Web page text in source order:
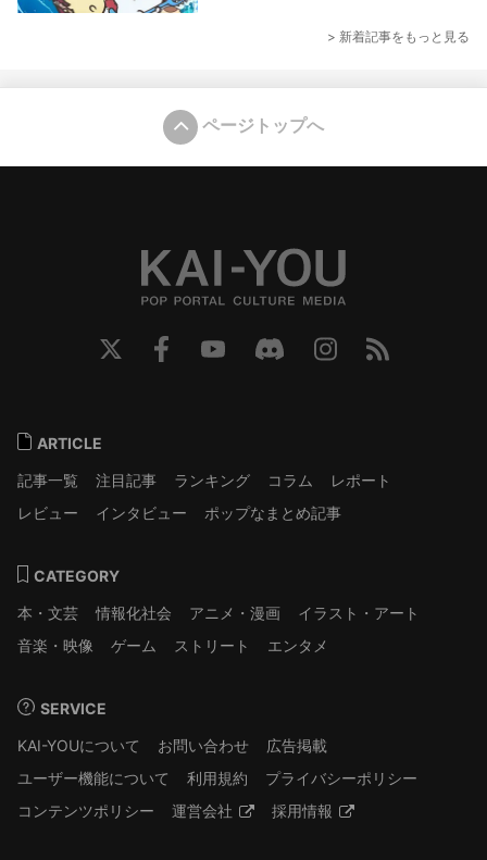
> 新着記事をもっと見る
ページトップへ
ARTICLE
記事一覧
注目記事 ランキング コラム
レポート
レビュー
インタビュー ポップなまとめ記事
CATEGORY
本・文芸
情報化社会 アニメ・漫画
イラスト・アート
音楽・映像
ゲーム ストリート エンタメ
SERVICE
KAI-YOUについて
お問い合わせ
広告掲載
ユーザー機能について
利用規約
プライバシーポリシー
コンテンツポリシー
運営会社 採用情報